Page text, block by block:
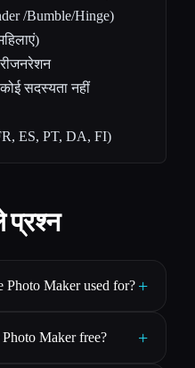
/Bumble/Hinge)
सदस्यता नहीं
ES, PT, DA, FI)
प्रश्न
Maker used for? +
Maker free? +